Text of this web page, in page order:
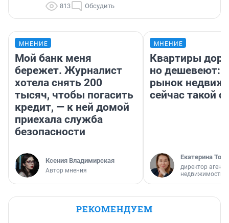
813 Обсудить
МНЕНИЕ
Мой банк меня
бережет. Журналист
хотела снять 200
тысяч, чтобы погасить
кредит, — к ней домой
приехала служба
безопасности
Ксения Владимирская
Автор мнения
МНЕНИЕ
Квартиры
но дешевеют:
рынок
сейчас такой
Екатерина
директор
недвижимости
РЕКОМЕНДУЕМ